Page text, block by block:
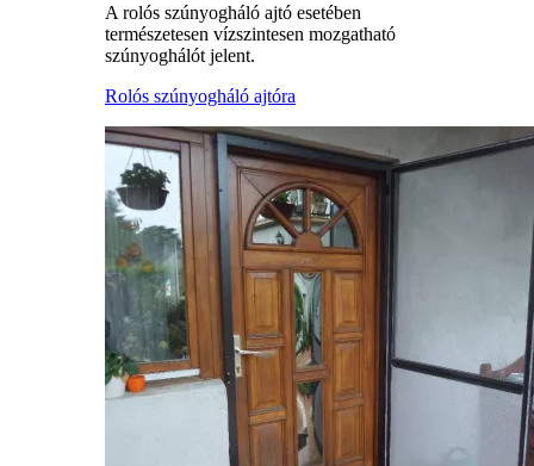
A rolós szúnyogháló ajtó esetében
természetesen vízszintesen mozgatható
szúnyoghálót jelent.
Rolós szúnyogháló ajtóra